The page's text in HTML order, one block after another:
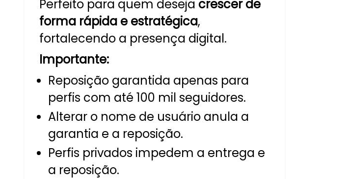
Perfeito para quem deseja crescer de
forma rápida e estratégica,
fortalecendo a presença digital.
Importante:
Reposição garantida apenas para
perfis com até 100 mil seguidores.
Alterar o nome de usuário anula a
garantia e a reposição.
Perfis privados impedem a entrega e
a reposição.